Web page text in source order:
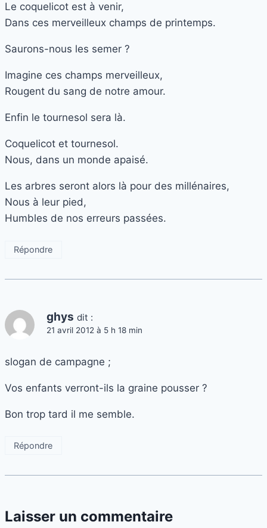
Le coquelicot est à venir,
Dans ces merveilleux champs de printemps.
Saurons-nous les semer ?
Imagine ces champs merveilleux,
Rougent du sang de notre amour.
Enfin le tournesol sera là.
Coquelicot et tournesol.
Nous, dans un monde apaisé.
Les arbres seront alors là pour des millénaires,
Nous à leur pied,
Humbles de nos erreurs passées.
Répondre
ghys dit :
21 avril 2012 à 5 h 18 min
slogan de campagne ;
Vos enfants verront-ils la graine pousser ?
Bon trop tard il me semble.
Répondre
Laisser un commentaire